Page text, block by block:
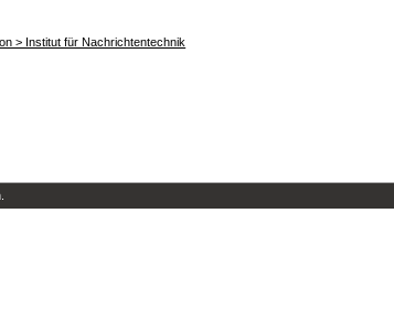
> Institut für Nachrichtentechnik